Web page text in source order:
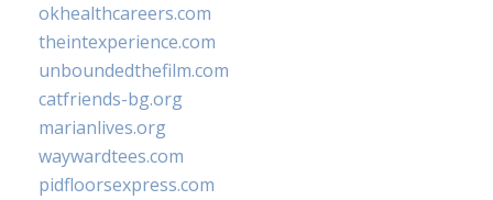
okhealthcareers.com
theintexperience.com
unboundedthefilm.com
catfriends-bg.org
marianlives.org
waywardtees.com
pidfloorsexpress.com